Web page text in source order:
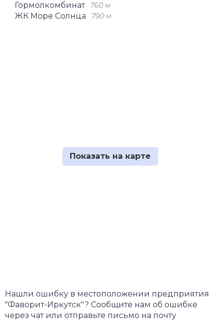
Гормолкомбинат 760 м
ЖК Море Солнца 790 м
Нашли ошибку в местоположении предприятия
"Фаворит-Иркутск"? Сообщите нам об ошибке
через чат или отправьте письмо на почту